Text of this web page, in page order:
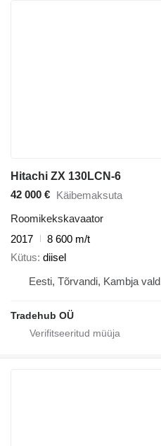
Hitachi ZX 130LCN-6
42 000 € Käibemaksuta
Roomikekskavaator
2017
8 600 m/t
Kütus diisel
Eesti, Tõrvandi, Kambja vald
Tradehub OÜ